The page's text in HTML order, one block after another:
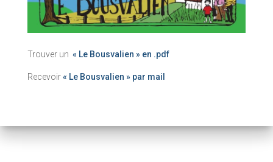
Trouver un « Le Bousvalien » en .pdf
Recevoir« Le Bousvalien » par mail